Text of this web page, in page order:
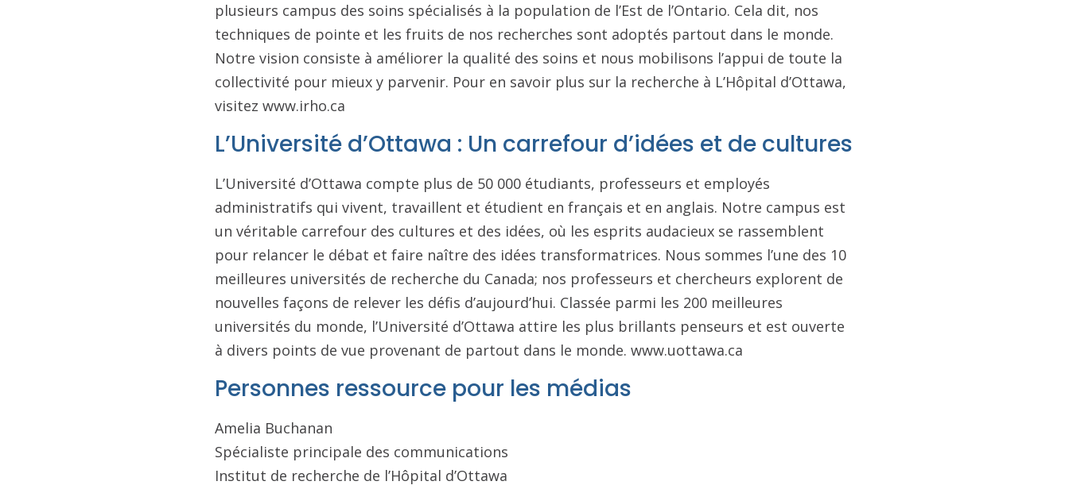
plusieurs campus des soins spécialisés à la population de l’Est de l’Ontario. Cela dit, nos
techniques de pointe et les fruits de nos recherches sont adoptés partout dans le monde.
Notre vision consiste à améliorer la qualité des soins et nous mobilisons l’appui de toute la
collectivité pour mieux y parvenir. Pour en savoir plus sur la recherche à L’Hôpital d’Ottawa,
visitez www.irho.ca
L’Université d’Ottawa : Un carrefour d’idées et de cultures
L’Université d’Ottawa compte plus de 50 000 étudiants, professeurs et employés
administratifs qui vivent, travaillent et étudient en français et en anglais. Notre campus est
un véritable carrefour des cultures et des idées, où les esprits audacieux se rassemblent
pour relancer le débat et faire naître des idées transformatrices. Nous sommes l’une des 10
meilleures universités de recherche du Canada; nos professeurs et chercheurs explorent de
nouvelles façons de relever les défis d’aujourd’hui. Classée parmi les 200 meilleures
universités du monde, l’Université d’Ottawa attire les plus brillants penseurs et est ouverte
à divers points de vue provenant de partout dans le monde. www.uottawa.ca
Personnes ressource pour les médias
Amelia Buchanan
Spécialiste principale des communications
Institut de recherche de l’Hôpital d’Ottawa